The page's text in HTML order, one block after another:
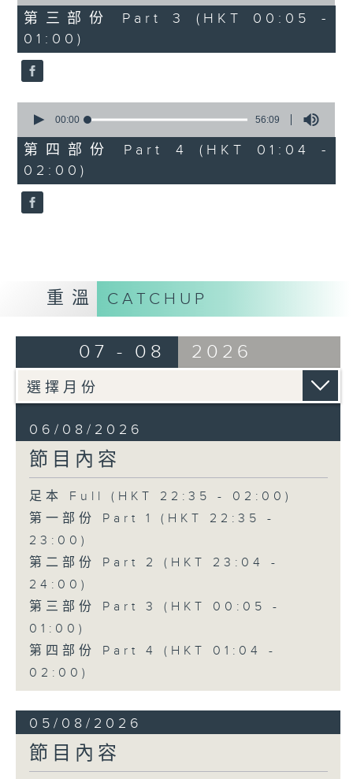
5.「雪嶺風雲會之亂世親仇」
由 李龍、尹飛燕 主唱
6.「不堪回首話當年」
由 譚家寶 主唱
節目時間：0100-0200
「珍珠塔(三)」
由 陳蘭、雪娟、廣玉 主唱
55
minutes,
9
seconds
第三部份 Part 3 (HKT 00:05 -
01:00)
seconds
56
minutes,
9
seconds
00:00 56:09
第四部份 Part 4 (HKT 01:04 -
02:00)
重溫 CATCHUP
07 - 08 2026
06/08/2026
節目內容
足本 Full (HKT 22:35 - 02:00)
第一部份 Part 1 (HKT 22:35 -
23:00)
第二部份 Part 2 (HKT 23:04 -
24:00)
第三部份 Part 3 (HKT 00:05 -
01:00)
第四部份 Part 4 (HKT 01:04 -
02:00)
05/08/2026
節目內容